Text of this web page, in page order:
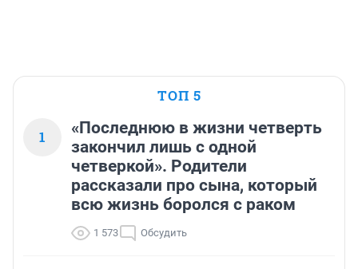
ТОП 5
1
«Последнюю в жизни четверть
закончил лишь с одной
четверкой». Родители
рассказали про сына, который
всю жизнь боролся с раком
1 573 Обсудить